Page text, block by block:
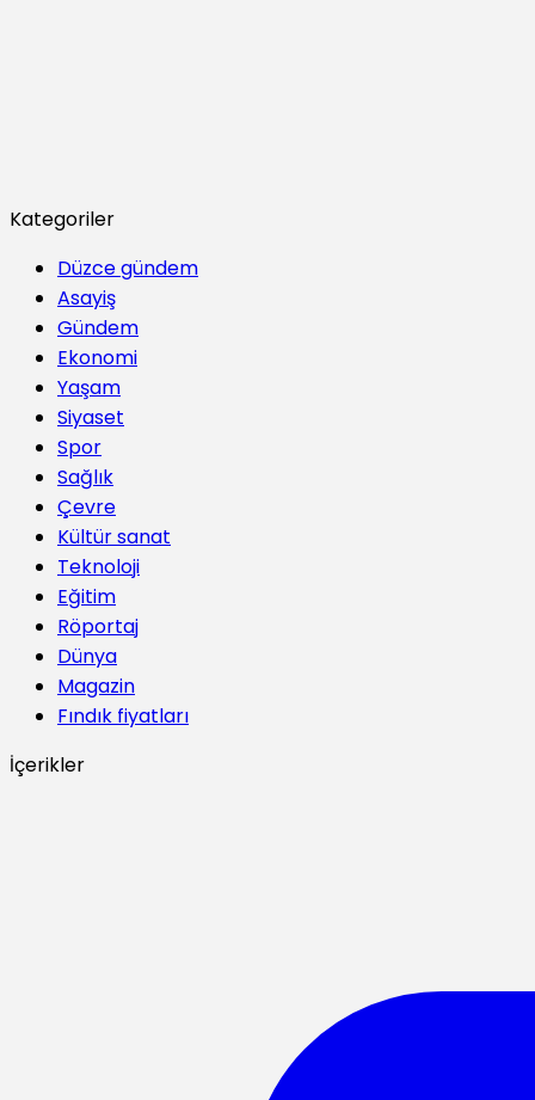
Kategoriler
Düzce gündem
Asayiş
Gündem
Ekonomi
Yaşam
Siyaset
Spor
Sağlık
Çevre
Kültür sanat
Teknoloji
Eğitim
Röportaj
Dünya
Magazin
Fındık fiyatları
İçerikler